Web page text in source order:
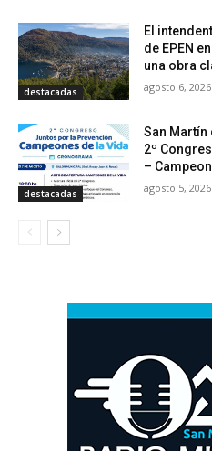
destacadas
El
de EPEN
una obra
agosto 6, 2026
destacadas
San Martín
2º
–
agosto 5, 2026